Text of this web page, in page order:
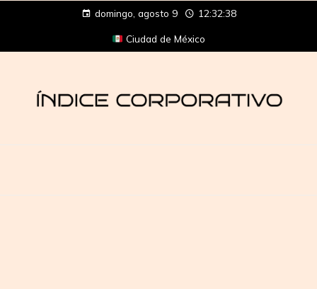
domingo, agosto 9 12:32:38
Ciudad de México